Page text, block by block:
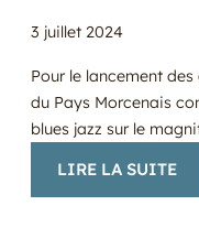
3 juillet 2024
Pour le lancement
du Pays Morcenais
blues jazz sur le
LIRE LA SUITE:
LE